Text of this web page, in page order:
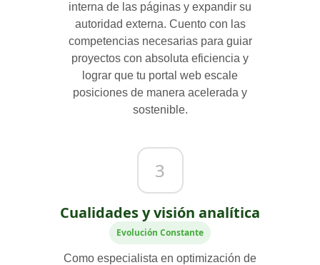
interna de las páginas y expandir su
autoridad externa. Cuento con las
competencias necesarias para guiar
proyectos con absoluta eficiencia y
lograr que tu portal web escale
posiciones de manera acelerada y
sostenible.
3
Cualidades y visión analítica
Evolución Constante
Como especialista en optimización de